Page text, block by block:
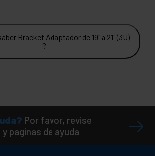
Bracket Adaptador de 19" a 21" (3U)
?
Por favor, revise
paginas de ayuda